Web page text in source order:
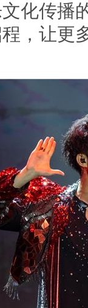
化传播
，让更